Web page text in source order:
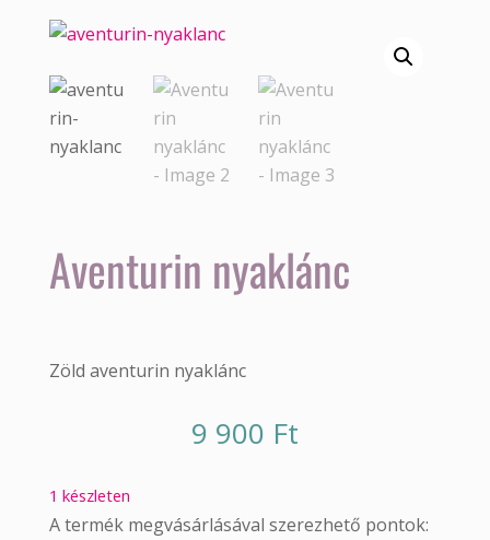
Aventurin nyaklánc
Zöld aventurin nyaklánc
9 900 Ft
1 készleten
A termék megvásárlásával szerezhető pontok: